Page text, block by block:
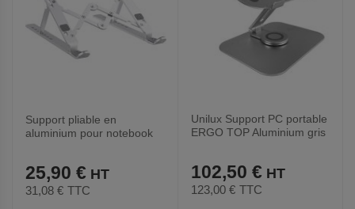
Support pliable en
aluminium pour notebook
25,90 €
31,08 € TTC
Unilux Support PC portable
ERGO TOP Aluminium gris
102,50 €
123,00 € TTC